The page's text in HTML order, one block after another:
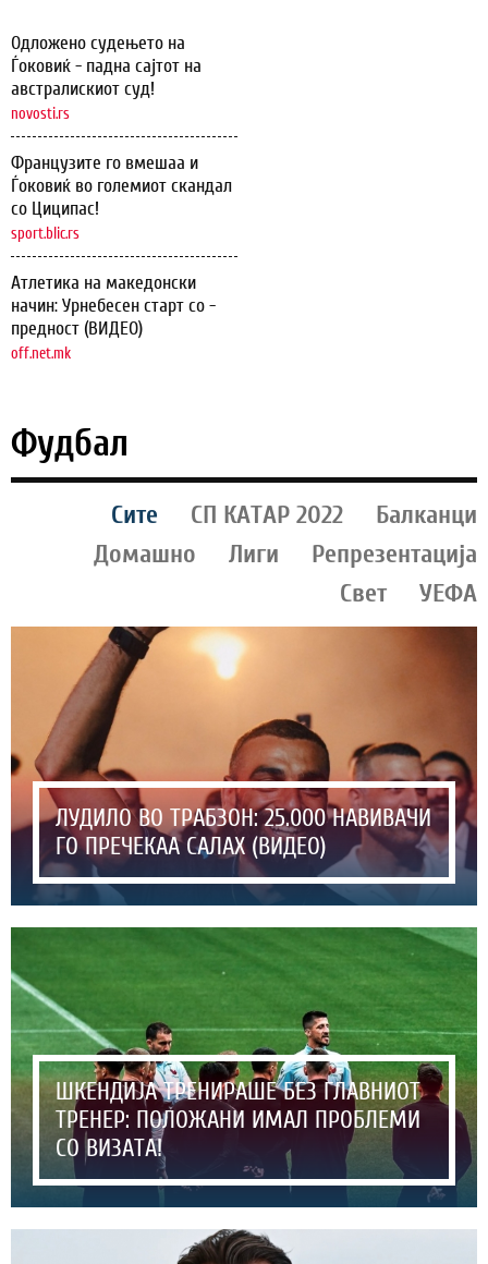
Одложено судењето на
Ѓоковиќ - падна сајтот на
австралискиот суд!
novosti.rs
Французите го вмешаа и
Ѓоковиќ во големиот скандал
со Циципас!
sport.blic.rs
Атлетика на македонски
начин: Урнебесен старт со -
предност (ВИДЕО)
off.net.mk
Фудбал
Сите СП КАТАР 2022
Балканци
Домашно
Лиги
Репрезентација
Свет
УЕФА
ЛУДИЛО ВО ТРАБЗОН: 25.000 НАВИВАЧИ
ГО ПРЕЧЕКАА САЛАХ (ВИДЕО)
ШКЕНДИЈА ТРЕНИРАШЕ БЕЗ ГЛАВНИОТ
ТРЕНЕР: ПОЛОЖАНИ ИМАЛ ПРОБЛЕМИ
СО ВИЗАТА!